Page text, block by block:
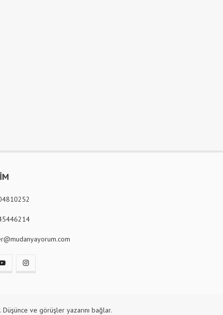
ve görüşler yazarını bağlar.